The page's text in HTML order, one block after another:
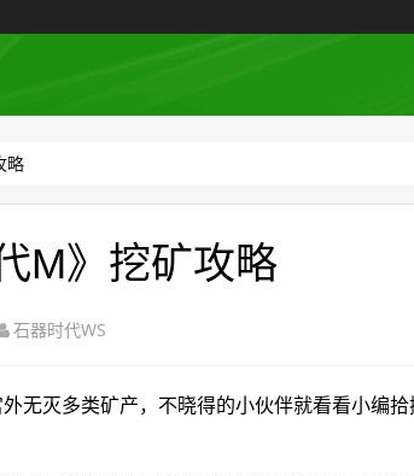
略
M》挖矿攻略
石器时代WS
灭多类矿产，不晓得的小伙伴就看看小编拾